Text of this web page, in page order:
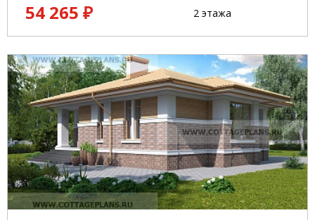
54 265 ₽
2 этажа